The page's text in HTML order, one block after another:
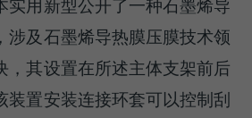
实用新型公开了一种石墨烯导
涉及石墨烯导热膜压膜技术领
，其设置在所述主体支架前后
装置安装连接环套可以控制刮